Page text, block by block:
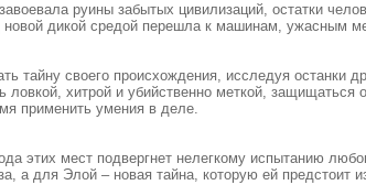
руины забытых цивилизаций, остатки
дикой средой перешла к машинам, ужасным
тайну своего происхождения, исследуя останки
хитрой и убийственно меткой, защищаться
применить умения в деле.
этих мест подвергнет нелегкому испытанию
а для Элой – новая тайна, которую ей предстоит